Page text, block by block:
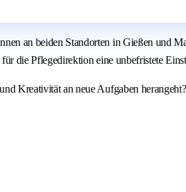
an beiden Standorten in Gießen und
die Pflegedirektion eine unbefristete
Kreativität an neue Aufgaben